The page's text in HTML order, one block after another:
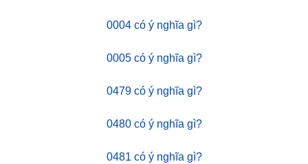
0004 có ý nghĩa gì?
0005 có ý nghĩa gì?
0479 có ý nghĩa gì?
0480 có ý nghĩa gì?
0481 có ý nghĩa gì?